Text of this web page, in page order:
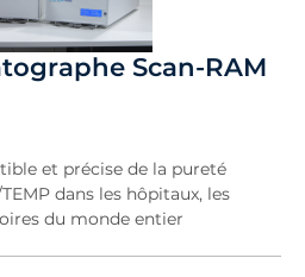
Scan-RAM
et précise de la pureté
dans les hôpitaux, les
du monde entier